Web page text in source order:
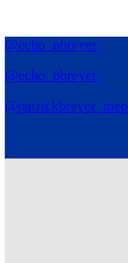
@echo_pbreyer
@echo_pbreyer
@patrickbreyer_mep